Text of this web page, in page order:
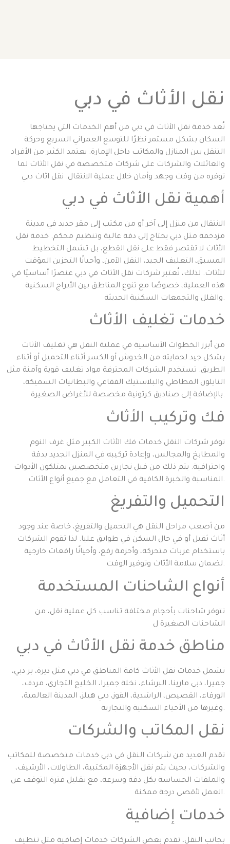
نقل الأثاث في دبي
تُعد خدمة نقل الأثاث في دبي من أهم الخدمات التي يحتاجها
السكان بشكل مستمر نظرًا للتوسع العمراني السريع وحركة
التنقل بين المنازل والمكاتب داخل الإمارة. يعتمد الكثير من الأفراد
والعائلات والشركات على شركات متخصصة في نقل الأثاث لما
توفره من وقت وجهد وأمان خلال عملية الانتقال. نقل اثاث دبي
أهمية نقل الأثاث في دبي
الانتقال من منزل إلى آخر أو من مكتب إلى مقر جديد في مدينة
مزدحمة مثل دبي يحتاج إلى دقة عالية وتنظيم محكم. خدمة نقل
الأثاث لا تقتصر فقط على نقل القطع، بل تشمل التخطيط
المسبق، التغليف الجيد، النقل الآمن، وأحيانًا التخزين المؤقت
للأثاث. لذلك، تُعتبر شركات نقل الأثاث في دبي عنصرًا أساسيًا في
هذه العملية، خصوصًا مع تنوع المناطق بين الأبراج السكنية
والفلل والتجمعات السكنية الحديثة.
خدمات تغليف الأثاث
من أبرز الخطوات الأساسية في عملية النقل هي تغليف الأثاث
بشكل جيد لحمايته من الخدوش أو الكسر أثناء التحميل أو أثناء
الطريق. تستخدم الشركات المحترفة مواد تغليف قوية وآمنة مثل
النايلون المطاطي والبلاستيك الفقاعي والبطانيات السميكة،
بالإضافة إلى صناديق كرتونية مخصصة للأغراض الصغيرة.
فك وتركيب الأثاث
توفر شركات النقل خدمات فك الأثاث الكبير مثل غرف النوم
والمطابخ والمجالس، وإعادة تركيبه في المنزل الجديد بدقة
واحترافية. يتم ذلك من قبل نجارين متخصصين يمتلكون الأدوات
المناسبة والخبرة الكافية في التعامل مع جميع أنواع الأثاث.
التحميل والتفريغ
من أصعب مراحل النقل هي التحميل والتفريغ، خاصة عند وجود
أثاث ثقيل أو في حال السكن في طوابق عليا. لذا تقوم الشركات
باستخدام عربات متحركة، وأحزمة رفع، وأحيانًا رافعات خارجية
لضمان سلامة الأثاث وتوفير الوقت.
أنواع الشاحنات المستخدمة
تتوفر شاحنات بأحجام مختلفة تناسب كل عملية نقل، من
الشاحنات الصغيرة ل
مناطق خدمة نقل الأثاث في دبي
تشمل خدمات نقل الأثاث كافة المناطق في دبي مثل ديرة، بر دبي،
جميرا، دبي مارينا، البرشاء، نخلة جميرا، الخليج التجاري، مردف،
الورقاء، القصيص، الراشدية، القوز، دبي هيلز، المدينة العالمية،
وغيرها من الأحياء السكنية والتجارية.
نقل المكاتب والشركات
تقدم العديد من شركات النقل في دبي خدمات متخصصة للمكاتب
والشركات، بحيث يتم نقل الأجهزة المكتبية، الطاولات، الأرشيف،
والملفات الحساسة بكل دقة وسرعة، مع تقليل فترة التوقف عن
العمل لأقصى درجة ممكنة.
خدمات إضافية
بجانب النقل، تقدم بعض الشركات خدمات إضافية مثل تنظيف